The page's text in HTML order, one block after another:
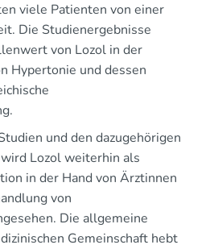
viele Patienten von einer
Die Studienergebnisse
von Lozol in der
Hypertonie und dessen
und den dazugehörigen
Lozol weiterhin als
in der Hand von Ärztinnen
von
Die allgemeine
Gemeinschaft hebt